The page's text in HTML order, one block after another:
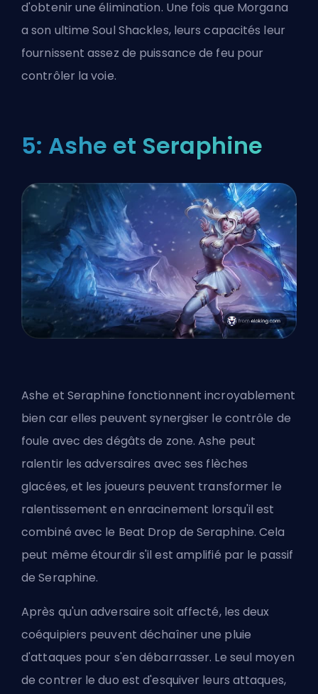
d'obtenir une élimination. Une fois que Morgana
a son ultime Soul Shackles, leurs capacités leur
fournissent assez de puissance de feu pour
contrôler la voie.
5: Ashe et Seraphine
Ashe et Seraphine fonctionnent incroyablement
bien car elles peuvent synergiser le contrôle de
foule avec des dégâts de zone. Ashe peut
ralentir les adversaires avec ses flèches
glacées, et les joueurs peuvent transformer le
ralentissement en enracinement lorsqu'il est
combiné avec le Beat Drop de Seraphine. Cela
peut même étourdir s'il est amplifié par le passif
de Seraphine.
Après qu'un adversaire soit affecté, les deux
coéquipiers peuvent déchaîner une pluie
d'attaques pour s'en débarrasser. Le seul moyen
de contrer le duo est d'esquiver leurs attaques,